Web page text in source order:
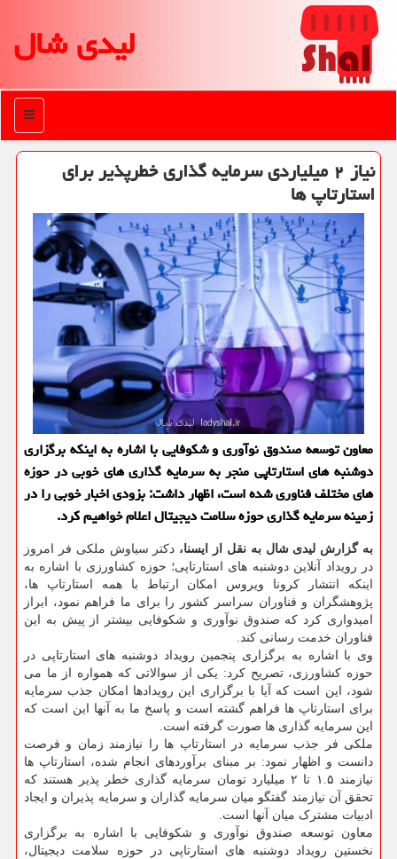
لیدی شال
منو
نیاز ۲ میلیاردی سرمایه گذاری خطرپذیر برای
استارتاپ ها
معاون توسعه صندوق نوآوری و شكوفایی با اشاره به اینكه برگزاری
دوشنبه های استارتاپی منجر به سرمایه گذاری های خوبی در حوزه
های مختلف فناوری شده است، اظهار داشت: بزودی اخبار خوبی را در
زمینه سرمایه گذاری حوزه سلامت دیجیتال اعلام خواهیم كرد.
به گزارش لیدی شال به نقل از ایسنا، دکتر سیاوش ملکی فر امروز
در رویداد آنلاین دوشنبه های استارتاپی؛ حوزه کشاورزی با اشاره به
اینکه انتشار کرونا ویروس امکان ارتباط با همه استارتاپ ها،
پژوهشگران و فناوران سراسر کشور را برای ما فراهم نمود، ابراز
امیدواری کرد که صندوق نوآوری و شکوفایی بیشتر از پیش به این
فناوران خدمت رسانی کند.
وی با اشاره به برگزاری پنجمین رویداد دوشنبه های استارتاپی در
حوزه کشاورزی، تصریح کرد: یکی از سوالاتی که همواره از ما می
شود، این است که آیا با برگزاری این رویدادها امکان جذب سرمایه
برای استارتاپ ها فراهم گشته است و پاسخ ما به آنها این است که
این سرمایه گذاری ها صورت گرفته است.
ملکی فر جذب سرمایه در استارتاپ ها را نیازمند زمان و فرصت
دانست و اظهار نمود: بر مبنای برآوردهای انجام شده، استارتاپ ها
نیازمند ۱.۵ تا ۲ میلیارد تومان سرمایه گذاری خطر پذیر هستند که
تحقق آن نیازمند گفتگو میان سرمایه گذاران و سرمایه پذیران و ایجاد
ادبیات مشترک میان آنها است.
معاون توسعه صندوق نوآوری و شکوفایی با اشاره به برگزاری
نخستین رویداد دوشنبه های استارتاپی در حوزه سلامت دیجیتال،